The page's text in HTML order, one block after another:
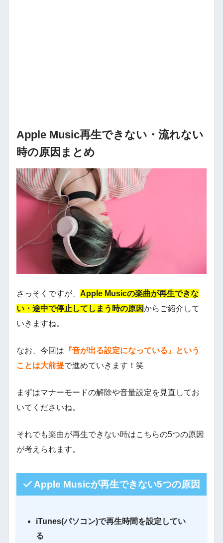
Apple Music再生できない・流れない
時の原因まとめ
さっそくですが、 Apple Musicの楽曲が再生できな
い・途中で停止してしまう時の原因からご紹介して
いきますね。
なお、今回は 『音が出る設定になっている』という
ことは大前提で進めていきます！笑
まずはマナーモードの解除や音量設定を見直してお
いてくださいね。
それでも楽曲が再生できない時はこちらの5つの原因
が考えられます。
Apple Musicが再生できない5つの原因
iTunes(パソコン)で再生時間を設定してい
る